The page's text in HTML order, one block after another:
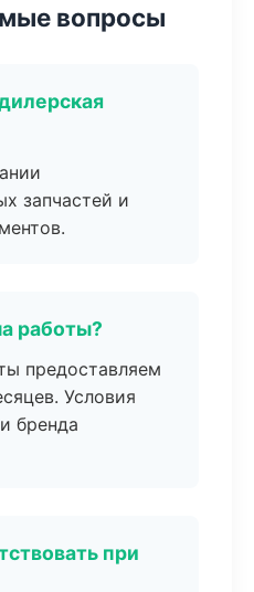
вопросы
запчастей и
работы?
предоставляем
Условия
бренда
при